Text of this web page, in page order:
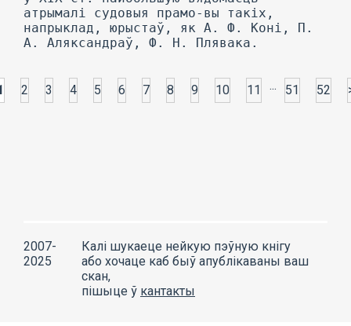
2 3 4 5 6 7 8 9 10 11 ... 51 52
2007-
2025
Калі шукаеце нейкую пэўную кнігу
або хочаце каб быў апублікаваны ваш
скан,
пішыце ў кантакты